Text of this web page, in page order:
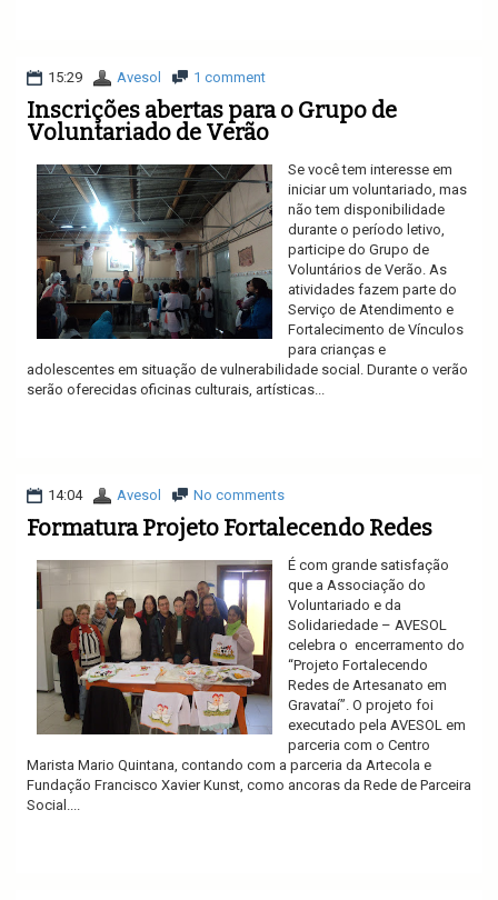
15:29 Avesol 1 comment
Inscrições abertas para o Grupo de
Voluntariado de Verão
Se você tem interesse em
iniciar um voluntariado, mas
não tem disponibilidade
durante o período letivo,
participe do Grupo de
Voluntários de Verão. As
atividades fazem parte do
Serviço de Atendimento e
Fortalecimento de Vínculos
para crianças e
adolescentes em situação de vulnerabilidade social. Durante o verão
serão oferecidas oficinas culturais, artísticas...
14:04 Avesol No comments
Formatura Projeto Fortalecendo Redes
É com grande satisfação
que a Associação do
Voluntariado e da
Solidariedade – AVESOL
celebra o encerramento do
“Projeto Fortalecendo
Redes de Artesanato em
Gravataí”. O projeto foi
executado pela AVESOL em
parceria com o Centro
Marista Mario Quintana, contando com a parceria da Artecola e
Fundação Francisco Xavier Kunst, como ancoras da Rede de Parceira
Social....